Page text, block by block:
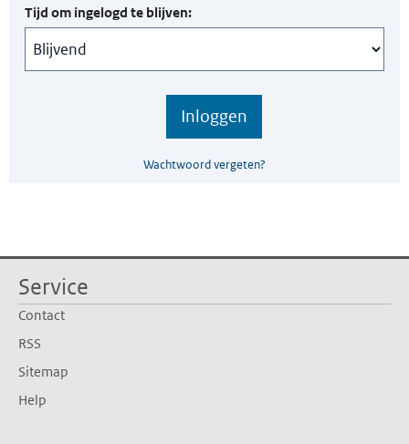
Tijd om ingelogd te blijven:
Wachtwoord vergeten?
Service
Contact
RSS
Sitemap
Help